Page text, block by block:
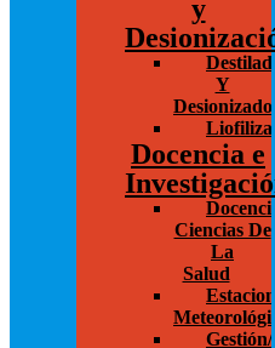
y
Y
Docencia e
Ciencias De
La
Salud